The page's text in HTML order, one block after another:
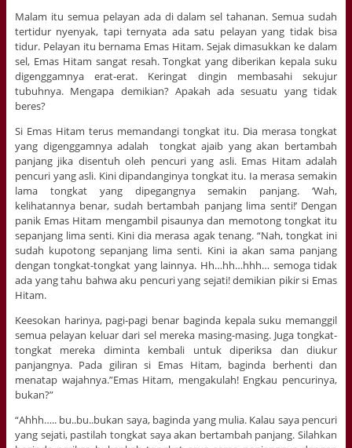
Malam itu semua pelayan ada di dalam sel tahanan. Semua sudah
tertidur nyenyak, tapi ternyata ada satu pelayan yang tidak bisa
tidur. Pelayan itu bernama Emas Hitam. Sejak dimasukkan ke dalam
sel, Emas Hitam sangat resah. Tongkat yang diberikan kepala suku
digenggamnya erat-erat. Keringat dingin membasahi sekujur
tubuhnya. Mengapa demikian? Apakah ada sesuatu yang tidak
beres?
Si Emas Hitam terus memandangi tongkat itu. Dia merasa tongkat
yang digenggamnya adalah tongkat ajaib yang akan bertambah
panjang jika disentuh oleh pencuri yang asli. Emas Hitam adalah
pencuri yang asli. Kini dipandanginya tongkat itu. Ia merasa semakin
lama tongkat yang dipegangnya semakin panjang. ‘Wah,
kelihatannya benar, sudah bertambah panjang lima senti!’ Dengan
panik Emas Hitam mengambil pisaunya dan memotong tongkat itu
sepanjang lima senti. Kini dia merasa agak tenang. “Nah, tongkat ini
sudah kupotong sepanjang lima senti. Kini ia akan sama panjang
dengan tongkat-tongkat yang lainnya. Hh…hh…hhh… semoga tidak
ada yang tahu bahwa aku pencuri yang sejati! demikian pikir si Emas
Hitam.
Keesokan harinya, pagi-pagi benar baginda kepala suku memanggil
semua pelayan keluar dari sel mereka masing-masing. Juga tongkat-
tongkat mereka diminta kembali untuk diperiksa dan diukur
panjangnya. Pada giliran si Emas Hitam, baginda berhenti dan
menatap wajahnya.”Emas Hitam, mengakulah! Engkau pencurinya,
bukan?”
“Ahhh….. bu..bu..bukan saya, baginda yang mulia. Kalau saya pencuri
yang sejati, pastilah tongkat saya akan bertambah panjang. Silahkan